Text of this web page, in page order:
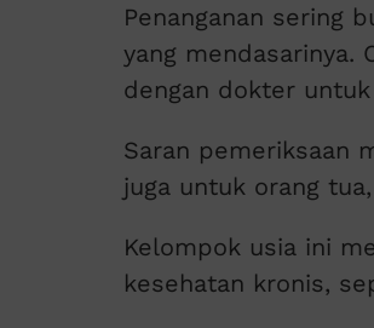
Penanganan sering
yang mendasarinya.
dengan dokter
Saran pemeriksaan
juga untuk orang
Kelompok usia ini
kesehatan kronis,